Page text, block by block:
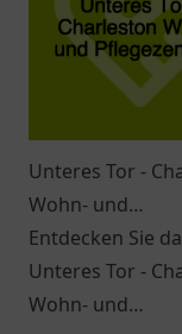
Unteres Tor -
Wohn- und
Pflegezentrum
Entdecken Sie
Unteres Tor -
Wohn- und